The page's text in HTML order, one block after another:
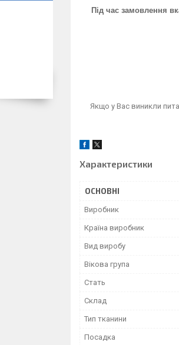
Під час замовлення
Якщо у Вас виникли
Характеристики
ОСНОВНІ
Виробник
Країна виробник
Вид виробу
Вікова група
Стать
Склад
Тип тканини
Посадка